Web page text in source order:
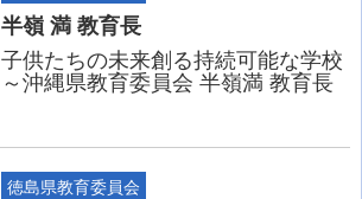
半嶺 満 教育長
子供たちの未来創る持続可能な学校
～沖縄県教育委員会 半嶺満 教育長
徳島県教育委員会